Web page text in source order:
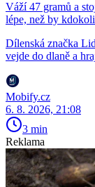
Váží 47 gramů a
lépe, než by
Dílenská značka
vejde do dlaně a
Mobify.cz
6. 8. 2026, 21:08
3 min
Reklama